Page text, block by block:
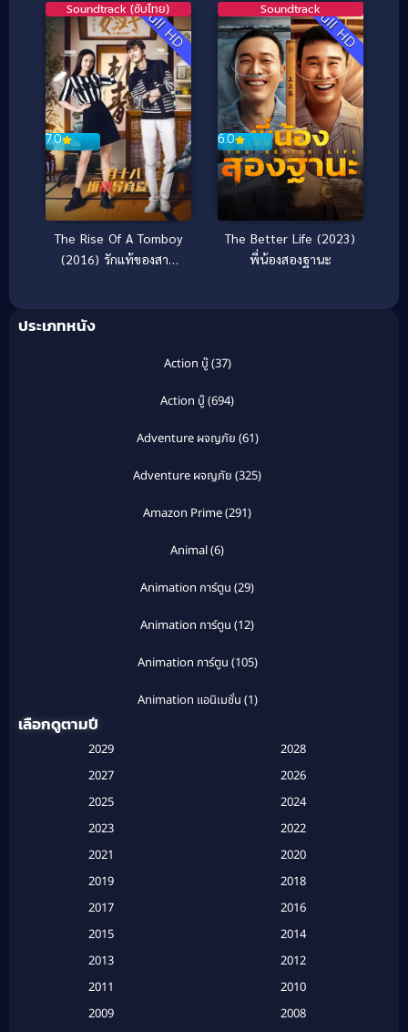
Full HD
7.0
Soundtrack (ซับไทย)
The Rise Of A Tomboy
(2016) รักแท้ของสาว
Full HD
6.0
Soundtrack
The Better Life (2023)
พี่น้องสองฐานะ
ประเภทหนัง
Action บู๊(37)
Action บู๊(694)
Adventure ผจญภัย (61)
Adventure ผจญภัย (325)
Amazon Prime(291)
Animal(6)
Animation การ์ตูน (29)
Animation การ์ตูน (12)
Animation การ์ตูน (105)
Animation แอนิเมชั่น (1)
Based on a True Story สร้างจากเรื่องจริง(2)
Based on a True Story เรื่องจริง (20)
Based on a True Story เรื่องจริง (16)
เลือกดูตามปี
2029
2028
2027
2026
2025
2024
2023
2022
2021
2020
2019
2018
2017
2016
2015
2014
2013
2012
2011
2010
2009
2008